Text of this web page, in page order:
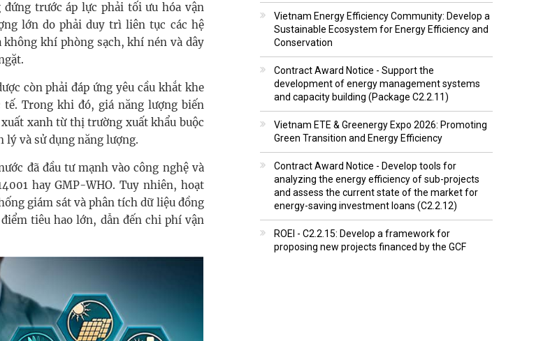
trước áp lực phải tối ưu hóa vận
lớn do phải duy trì liên tục các hệ
khí phòng sạch, khí nén và dây
còn phải đáp ứng yêu cầu khắt khe
Trong khi đó, giá năng lượng biến
xanh từ thị trường xuất khẩu buộc
lý và sử dụng năng lượng.
đã đầu tư mạnh vào công nghệ và
hay GMP-WHO. Tuy nhiên, hoạt
giám sát và phân tích dữ liệu đồng
tiêu hao lớn, dẫn đến chi phí vận
Vietnam Energy Efficiency Community: Develop a
Sustainable Ecosystem for Energy Efficiency and
Conservation
Contract Award Notice - Support the
development of energy management systems
and capacity building (Package C2.2.11)
Vietnam ETE & Greenergy Expo 2026: Promoting
Green Transition and Energy Efficiency
Contract Award Notice - Develop tools for
analyzing the energy efficiency of sub-projects
and assess the current state of the market for
energy-saving investment loans (C2.2.12)
ROEI - C2.2.15: Develop a framework for
proposing new projects financed by the GCF